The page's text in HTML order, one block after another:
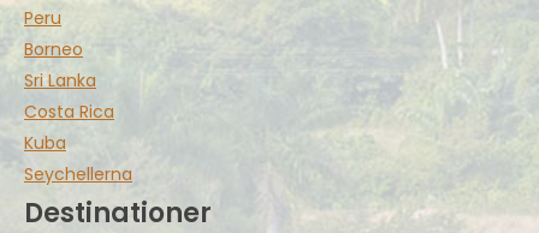
Peru
Borneo
Sri Lanka
Costa Rica
Kuba
Seychellerna
Destinationer